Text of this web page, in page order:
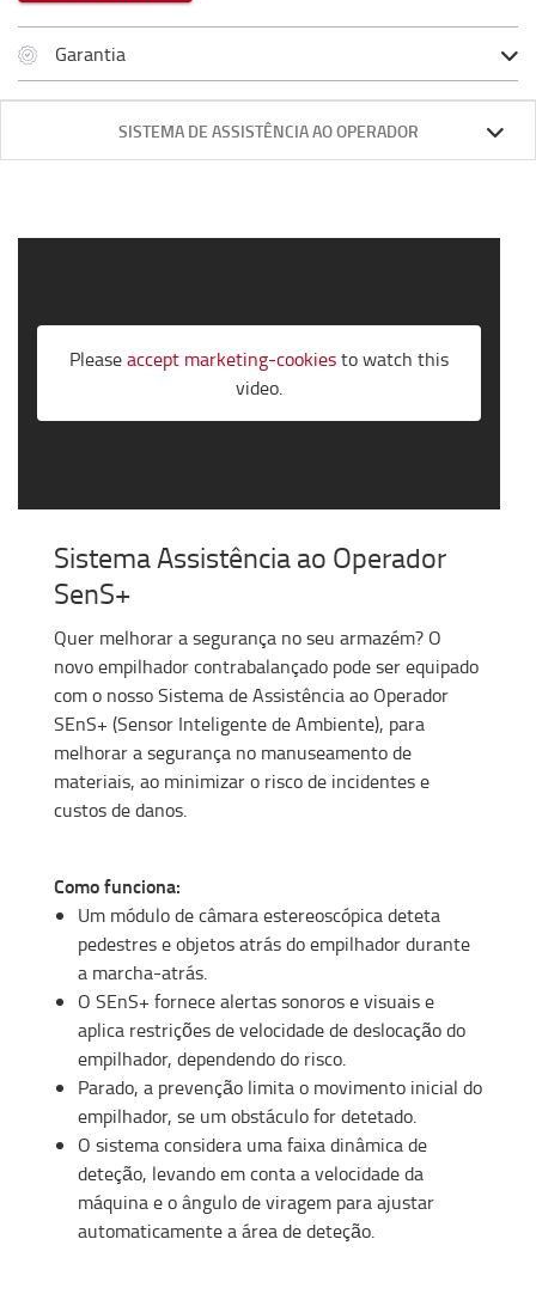
Garantia
SISTEMA DE ASSISTÊNCIA AO OPERADOR
Pleaseaccept marketing-cookiesto watch this
video.
Sistema Assistência ao Operador
SenS+
Quer melhorar a segurança no seu armazém? O
novo empilhador contrabalançado pode ser equipado
com o nosso Sistema de Assistência ao Operador
SEnS+ (Sensor Inteligente de Ambiente), para
melhorar a segurança no manuseamento de
materiais, ao minimizar o risco de incidentes e
custos de danos.
Como funciona:
Um módulo de câmara estereoscópica deteta
pedestres e objetos atrás do empilhador durante
a marcha-atrás.
O SEnS+ fornece alertas sonoros e visuais e
aplica restrições de velocidade de deslocação do
empilhador, dependendo do risco.
Parado, a prevenção limita o movimento inicial do
empilhador, se um obstáculo for detetado.
O sistema considera uma faixa dinâmica de
deteção, levando em conta a velocidade da
máquina e o ângulo de viragem para ajustar
automaticamente a área de deteção.